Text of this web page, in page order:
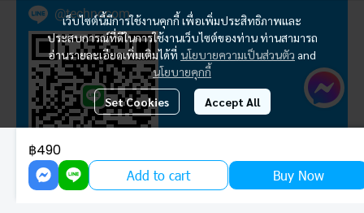
฿490
Add to cart Buy Now
เว็บไซต์นี้มีการใช้งานคุกกี้ เพื่อเพิ่มประสิทธิภาพและ
ประสบการณ์ที่ดีในการใช้งานเว็บไซต์ของท่าน ท่านสามารถ
อ่านรายละเอียดเพิ่มเติมได้ที่ นโยบายความเป็นส่วนตัว and
นโยบายคุกกี้
Set Cookies Accept All
@technocom